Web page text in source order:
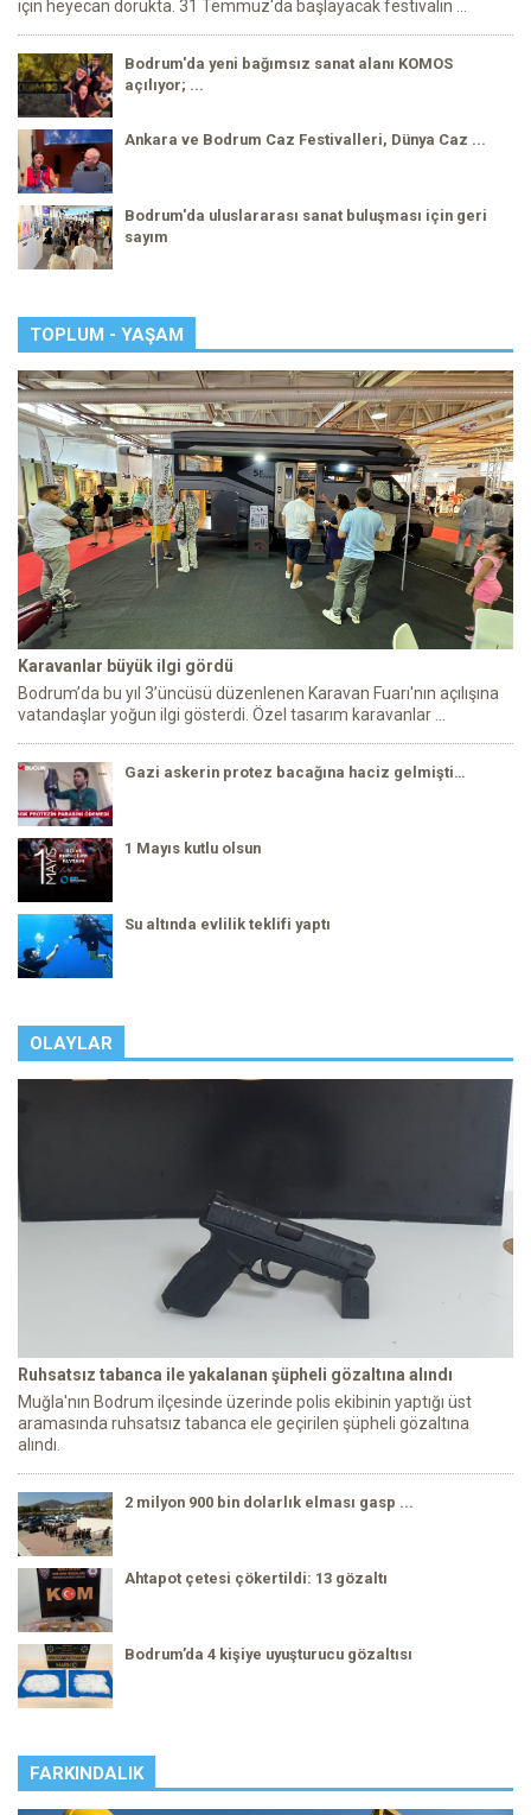
için heyecan dorukta. 31 Temmuz'da başlayacak festivalin ...
Bodrum'da yeni bağımsız sanat alanı KOMOS
açılıyor; ...
Ankara ve Bodrum Caz Festivalleri, Dünya Caz ...
Bodrum'da uluslararası sanat buluşması için geri
sayım
TOPLUM - YAŞAM
Karavanlar büyük ilgi gördü
Bodrum’da bu yıl 3’üncüsü düzenlenen Karavan Fuarı'nın açılışına
vatandaşlar yoğun ilgi gösterdi. Özel tasarım karavanlar ...
Gazi askerin protez bacağına haciz gelmişti…
1 Mayıs kutlu olsun
Su altında evlilik teklifi yaptı
OLAYLAR
Ruhsatsız tabanca ile yakalanan şüpheli gözaltına alındı
Muğla'nın Bodrum ilçesinde üzerinde polis ekibinin yaptığı üst
aramasında ruhsatsız tabanca ele geçirilen şüpheli gözaltına
alındı.
2 milyon 900 bin dolarlık elması gasp ...
Ahtapot çetesi çökertildi: 13 gözaltı
Bodrum’da 4 kişiye uyuşturucu gözaltısı
FARKINDALIK